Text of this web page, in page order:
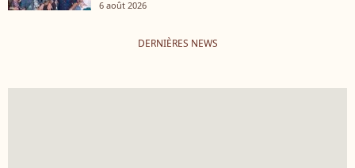
6 août 2026
DERNIÈRES NEWS